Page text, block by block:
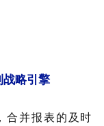
战略引擎
合并报表的及时